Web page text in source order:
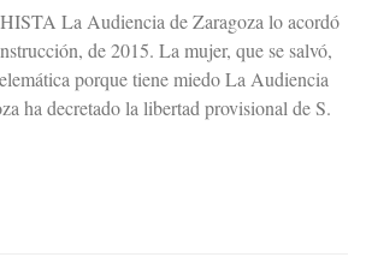
La Audiencia de Zaragoza lo acordó
de 2015. La mujer, que se salvó,
porque tiene miedo La Audiencia
ha decretado la libertad provisional de S.